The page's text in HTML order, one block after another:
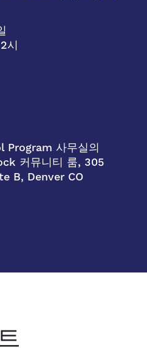
시
Program 사무실의
커뮤니티 룸, 305
B, Denver CO